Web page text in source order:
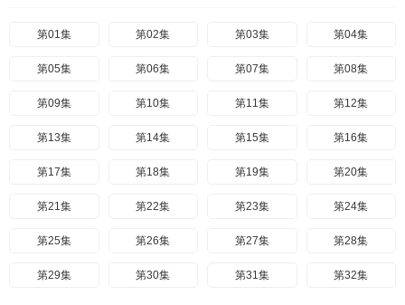
第01集 第02集 第03集 第04集
第05集 第06集 第07集 第08集
第09集 第10集 第11集 第12集
第13集 第14集 第15集 第16集
第17集 第18集 第19集 第20集
第21集 第22集 第23集 第24集
第25集 第26集 第27集 第28集
第29集 第30集 第31集 第32集